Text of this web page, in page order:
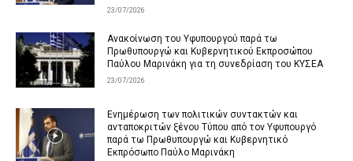
23/07/2026
Ανακοίνωση του Υφυπουργού παρά τω
Πρωθυπουργώ και Κυβερνητικού Εκπροσώπου
Παύλου Μαρινάκη για τη συνεδρίαση του ΚΥΣΕΑ
23/07/2026
Ενημέρωση των πολιτικών συντακτών και
ανταποκριτών ξένου Τύπου από τον Υφυπουργό
παρά τω Πρωθυπουργώ και Κυβερνητικό
Εκπρόσωπο Παύλο Μαρινάκη